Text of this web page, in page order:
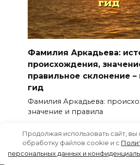
Фамилия Аркадьева:
происхождения,
правильное склонение
гид
Фамилия Аркадьева:
значение и правила
Продолжая использовать сайт, вы
обработку файлов cookie и c
персональных данных и